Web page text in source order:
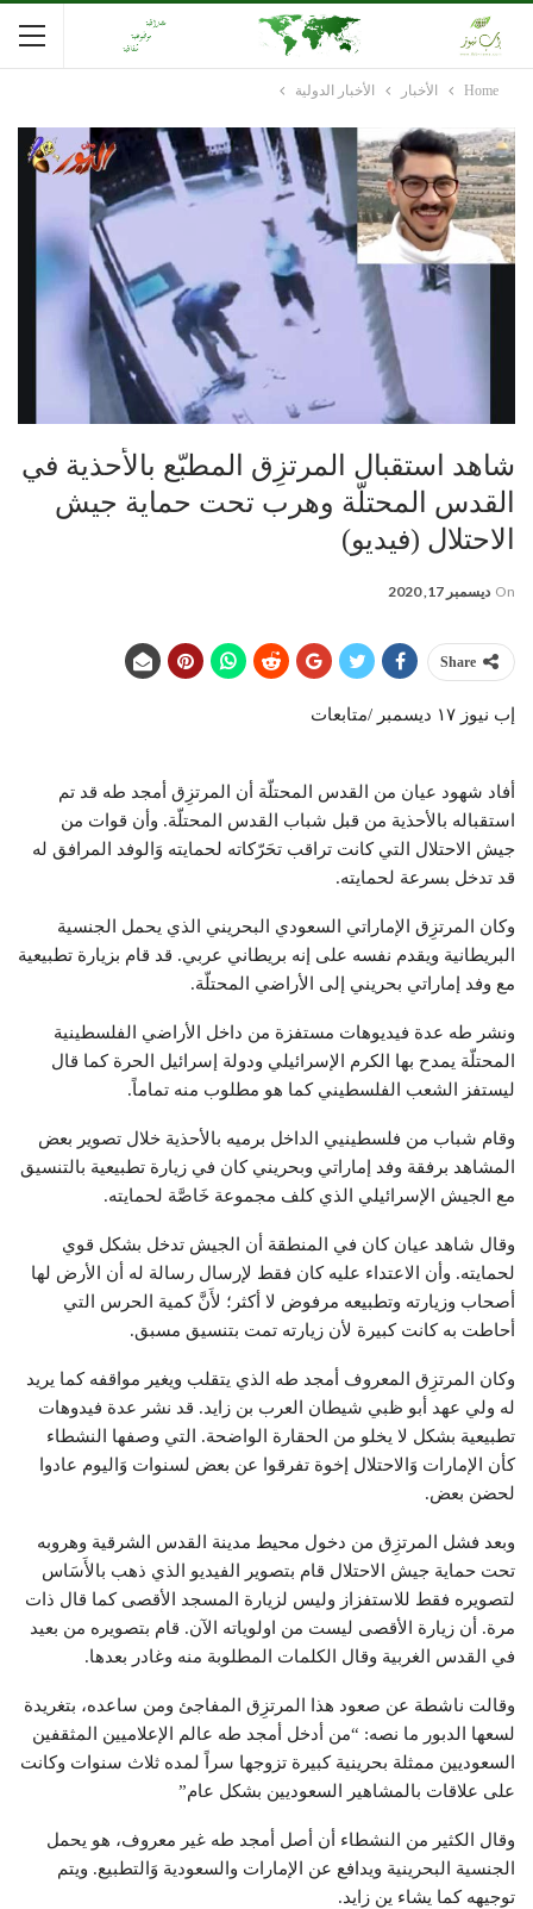
Home الأخبار الأخبار الدولية
شاهد استقبال المرتزِق المطبّع بالأحذية في
القدس المحتلّة وهرب تحت حماية جيش
الاحتلال (فيديو)
On ديسمبر 17, 2020
Share
إب نيوز ١٧ ديسمبر /متابعات
أفاد شهود عيان من القدس المحتلّة أن المرتزِق أمجد طه قد تم
استقباله بالأحذية من قبل شباب القدس المحتلّة. وأن قوات من
جيش الاحتلال التي كانت تراقب تحَرّكاته لحمايته وَالوفد المرافق له
قد تدخل بسرعة لحمايته.
وكان المرتزِق الإماراتي السعودي البحريني الذي يحمل الجنسية
البريطانية ويقدم نفسه على إنه بريطاني عربي. قد قام بزيارة تطبيعية
مع وفد إماراتي بحريني إلى الأراضي المحتلّة.
ونشر طه عدة فيديوهات مستفزة من داخل الأراضي الفلسطينية
المحتلّة يمدح بها الكرم الإسرائيلي ودولة إسرائيل الحرة كما قال
ليستفز الشعب الفلسطيني كما هو مطلوب منه تماماً.
وقام شباب من فلسطينيي الداخل برميه بالأحذية خلال تصوير بعض
المشاهد برفقة وفد إماراتي وبحريني كان في زيارة تطبيعية بالتنسيق
مع الجيش الإسرائيلي الذي كلف مجموعة خَاصَّة لحمايته.
وقال شاهد عيان كان في المنطقة أن الجيش تدخل بشكل قوي
لحمايته. وأن الاعتداء عليه كان فقط لإرسال رسالة له أن الأرض لها
أصحاب وزيارته وتطبيعه مرفوض لا أكثر؛ لأَنَّ كمية الحرس التي
أحاطت به كانت كبيرة لأن زيارته تمت بتنسيق مسبق.
وكان المرتزِق المعروف أمجد طه الذي يتقلب ويغير مواقفه كما يريد
له ولي عهد أبو ظبي شيطان العرب بن زايد. قد نشر عدة فيدوهات
تطبيعية بشكل لا يخلو من الحقارة الواضحة. التي وصفها النشطاء
كأن الإمارات وَالاحتلال إخوة تفرقوا عن بعض لسنوات وَاليوم عادوا
لحضن بعض.
وبعد فشل المرتزِق من دخول محيط مدينة القدس الشرقية وهروبه
تحت حماية جيش الاحتلال قام بتصوير الفيديو الذي ذهب بالأَسَاس
لتصويره فقط للاستفزاز وليس لزيارة المسجد الأقصى كما قال ذات
مرة. أن زيارة الأقصى ليست من اولوياته الآن. قام بتصويره من بعيد
في القدس الغربية وقال الكلمات المطلوبة منه وغادر بعدها.
وقالت ناشطة عن صعود هذا المرتزِق المفاجئ ومن ساعده، بتغريدة
لسعها الدبور ما نصه: “من أدخل أمجد طه عالم الإعلاميين المثقفين
السعوديين ممثلة بحرينية كبيرة تزوجها سراً لمده ثلاث سنوات وكانت
على علاقات بالمشاهير السعوديين بشكل عام”
وقال الكثير من النشطاء أن أصل أمجد طه غير معروف، هو يحمل
الجنسية البحرينية ويدافع عن الإمارات والسعودية وَالتطبيع. ويتم
توجيهه كما يشاء ين زايد.